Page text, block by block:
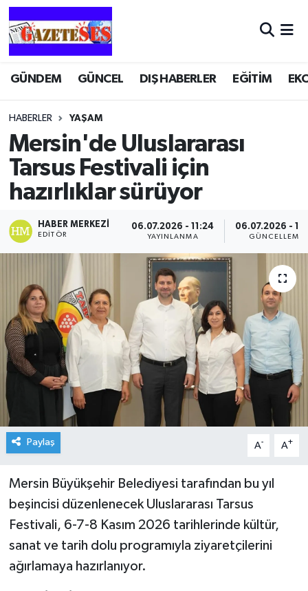
GÜNDEM GÜNCEL DIŞ HABERLER EĞİTİM
HABERLER YAŞAM
Mersin'de Uluslararası
Tarsus Festivali için
hazırlıklar sürüyor
HABER MERKEZI
EDITÖR
06.07.2026 - 11:24
YAYINLANMA
06.07.2026 -
GÜNCELLEME
Paylaş A- A+
Mersin Büyükşehir Belediyesi tarafından bu yıl
beşincisi düzenlenecek Uluslararası Tarsus
Festivali, 6-7-8 Kasım 2026 tarihlerinde kültür,
sanat ve tarih dolu programıyla ziyaretçilerini
ağırlamaya hazırlanıyor.